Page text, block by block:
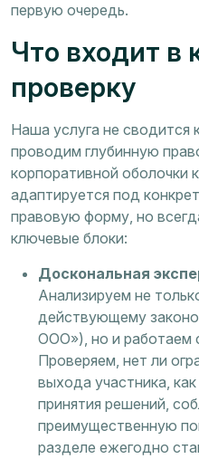
первую очередь.
Что входит в
проверку
Наша услуга не сводится
проводим глубинную
корпоративной оболочки
адаптируется под
правовую форму, но
ключевые блоки:
Доскональная
Анализируем не
действующему
ООО»), но и работаем
Проверяем, нет ли
выхода участника,
принятия решений,
преимущественную
разделе ежегодно